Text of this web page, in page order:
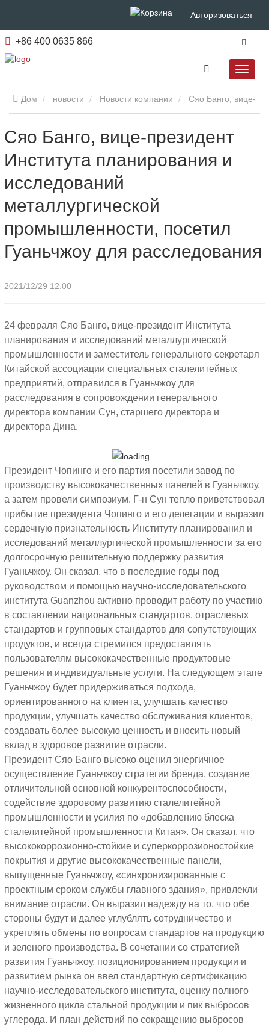
Авторизоваться
+86 400 0635 866
Дом новости Новости компании
металлургической промышленности, посетил Гуаньчжоу для
расследования
Сяо Банго, вице-президент
Института планирования и
исследований
металлургической
промышленности, посетил
Гуаньчжоу для расследования
2021/12/29 12:00
24 февраля Сяо Банго, вице-президент Института
планирования и исследований металлургической
промышленности и заместитель генерального секретаря
Китайской ассоциации специальных сталелитейных
предприятий, отправился в Гуаньчжоу для
расследования в сопровождении генерального
директора компании Сун, старшего директора и
директора Дина.
Президент Чопинго и его партия посетили завод по
производству высококачественных панелей в Гуаньчжоу,
а затем провели симпозиум. Г-н Сун тепло приветствовал
прибытие президента Чопинго и его делегации и выразил
сердечную признательность Институту планирования и
исследований металлургической промышленности за его
долгосрочную решительную поддержку развития
Гуаньчжоу. Он сказал, что в последние годы под
руководством и помощью научно-исследовательского
института Guanzhou активно проводит работу по участию
в составлении национальных стандартов, отраслевых
стандартов и групповых стандартов для сопутствующих
продуктов, и всегда стремился предоставлять
пользователям высококачественные продуктовые
решения и индивидуальные услуги. На следующем этапе
Гуаньчжоу будет придерживаться подхода,
ориентированного на клиента, улучшать качество
продукции, улучшать качество обслуживания клиентов,
создавать более высокую ценность и вносить новый
вклад в здоровое развитие отрасли.
Президент Сяо Банго высоко оценил энергичное
осуществление Гуаньчжоу стратегии бренда, создание
отличительной основной конкурентоспособности,
содействие здоровому развитию сталелитейной
промышленности и усилия по «добавлению блеска
сталелитейной промышленности Китая». Он сказал, что
высококоррозионно-стойкие и суперкоррозионостойкие
покрытия и другие высококачественные панели,
выпущенные Гуаньчжоу, «синхронизированные с
проектным сроком службы главного здания», привлекли
внимание отрасли. Он выразил надежду на то, что обе
стороны будут и далее углублять сотрудничество и
укреплять обмены по вопросам стандартов на продукцию
и зеленого производства. В сочетании со стратегией
развития Гуаньчжоу, позиционированием продукции и
развитием рынка он ввел стандартную сертификацию
научно-исследовательского института, оценку полного
жизненного цикла стальной продукции и пик выбросов
углерода. И план действий по сокращению выбросов